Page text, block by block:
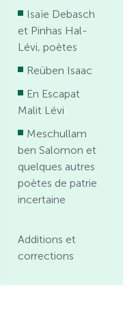
Isaïe Debasch
et Pinhas Hal-
Lévi, poètes
Reüben Isaac
En Escapat
Malit Lévi
Meschullam
ben Salomon et
quelques autres
poètes de patrie
incertaine
Additions et
corrections